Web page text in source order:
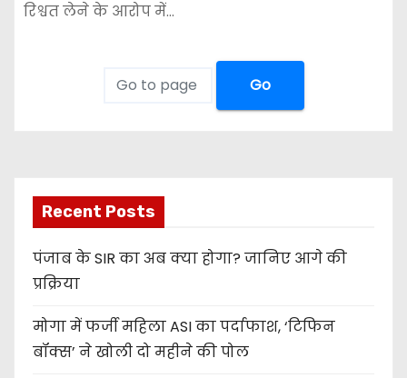
रिश्वत लेने के आरोप में…
Go
Recent Posts
पंजाब के SIR का अब क्या होगा? जानिए आगे की
प्रक्रिया
मोगा में फर्जी महिला ASI का पर्दाफाश, ‘टिफिन
बॉक्स’ ने खोली दो महीने की पोल